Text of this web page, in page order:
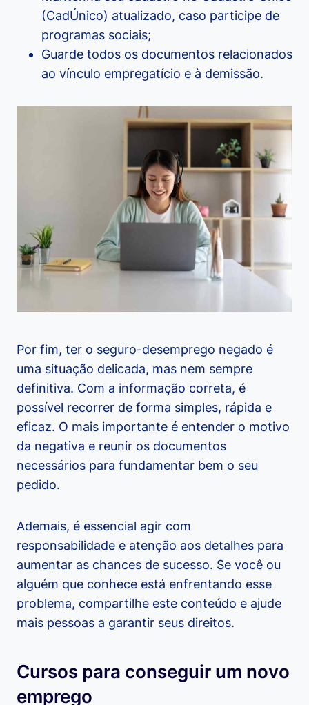
(CadÚnico) atualizado, caso participe de
programas sociais;
Guarde todos os documentos relacionados
ao vínculo empregatício e à demissão.
Por fim, ter o seguro-desemprego negado é
uma situação delicada, mas nem sempre
definitiva. Com a informação correta, é
possível recorrer de forma simples, rápida e
eficaz. O mais importante é entender o motivo
da negativa e reunir os documentos
necessários para fundamentar bem o seu
pedido.
Ademais, é essencial agir com
responsabilidade e atenção aos detalhes para
aumentar as chances de sucesso. Se você ou
alguém que conhece está enfrentando esse
problema, compartilhe este conteúdo e ajude
mais pessoas a garantir seus direitos.
Cursos para conseguir um novo
emprego